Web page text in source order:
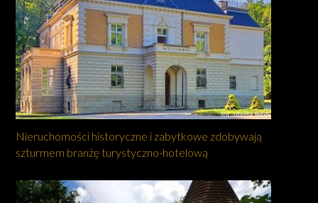
Nieruchomości historyczne i zabytkowe zdobywają
szturmem branżę turystyczno-hotelową